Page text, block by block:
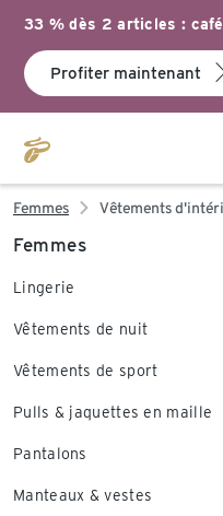
33 % dès 2 articles :
Profiter maintenant
Femmes Vêtements
Femmes
Lingerie
Vêtements de nuit
Vêtements de sport
Pulls & jaquettes en maille
Pantalons
Manteaux & vestes